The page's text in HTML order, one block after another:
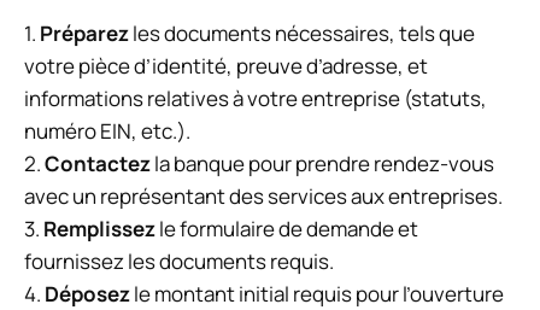
1. Préparezles documents nécessaires, tels que
votre pièce d’identité, preuve d’adresse, et
informations relatives à votre entreprise (statuts,
numéro EIN, etc.).
2.Contactezla banque pour prendre rendez-vous
avec un représentant des services aux entreprises.
3. Remplissezle formulaire de demande et
fournissez les documents requis.
4. Déposezle montant initial requis pour l’ouverture